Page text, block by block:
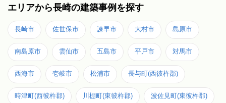
エリアから長崎の建築事例を探す
長崎市 佐世保市 諫早市 大村市 島原市
南島原市 雲仙市 五島市 平戸市 対馬市
西海市 壱岐市 松浦市 長与町(西彼杵郡)
時津町(西彼杵郡) 川棚町(東彼杵郡) 波佐見町(東彼杵郡)